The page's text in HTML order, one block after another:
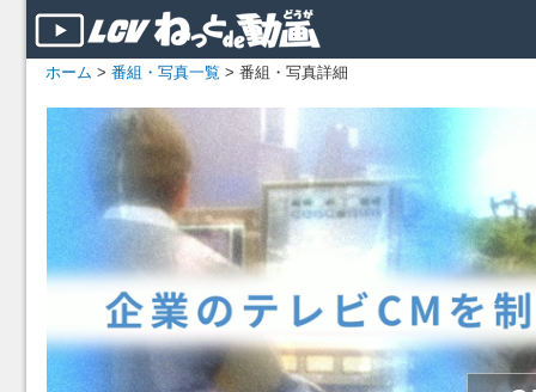
ホーム > 番組・写真一覧 > 番組・写真詳細